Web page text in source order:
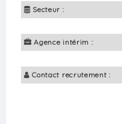
Secteur :
Agence intérim :
Contact recrutement :